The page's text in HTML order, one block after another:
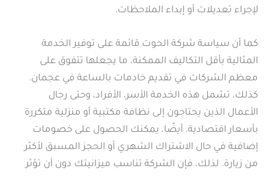
لإجراء تعديلات أو إبداء الملاحظات.
كما أن سياسة شركة الحوت قائمة على توفير الخدمة
المثالية بأقل التكاليف الممكنة، ما يجعلها تتفوق على
معظم الشركات في تقديم خادمات بالساعة في عجمان.
كذلك، تشمل هذه الخدمة الأسر، الأفراد، وحتى رجال
الأعمال الذين يحتاجون إلى نظافة مكتبية أو منزلية متكررة
بأسعار اقتصادية. أيضًا، يمكنك الحصول على خصومات
إضافية في حال الاشتراك الشهري أو الحجز المسبق لأكثر
من زيارة. لذلك، فإن الشركة تناسب ميزانيتك دون أن تؤثر